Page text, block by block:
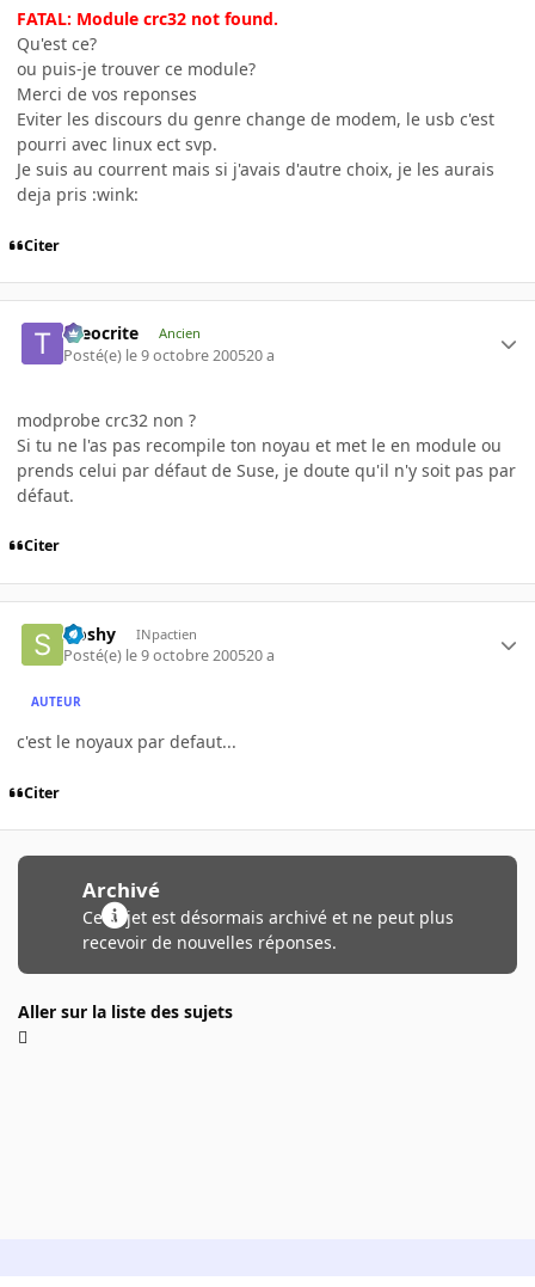
FATAL: Module crc32 not found.
Qu'est ce?
ou puis-je trouver ce module?
Merci de vos reponses
Eviter les discours du genre change de modem, le usb c'est
pourri avec linux ect svp.
Je suis au courrent mais si j'avais d'autre choix, je les aurais
deja pris :wink:
Citer
theocrite Ancien
Posté(e) le 9 octobre 200520 a
modprobe crc32 non ?
Si tu ne l'as pas recompile ton noyau et met le en module ou
prends celui par défaut de Suse, je doute qu'il n'y soit pas par
défaut.
Citer
sloshy INpactien
Posté(e) le 9 octobre 200520 a
AUTEUR
c'est le noyaux par defaut...
Citer
Archivé
Ce sujet est désormais archivé et ne peut plus
recevoir de nouvelles réponses.
Aller sur la liste des sujets